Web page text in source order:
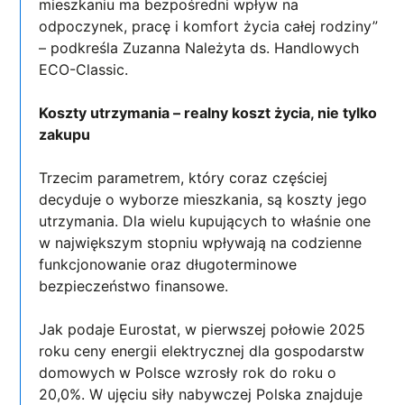
mieszkaniu ma bezpośredni wpływ na
odpoczynek, pracę i komfort życia całej rodziny”
– podkreśla Zuzanna Należyta ds. Handlowych
ECO-Classic.
Koszty utrzymania – realny koszt życia, nie tylko
zakupu
Trzecim parametrem, który coraz częściej
decyduje o wyborze mieszkania, są koszty jego
utrzymania. Dla wielu kupujących to właśnie one
w największym stopniu wpływają na codzienne
funkcjonowanie oraz długoterminowe
bezpieczeństwo finansowe.
Jak podaje Eurostat, w pierwszej połowie 2025
roku ceny energii elektrycznej dla gospodarstw
domowych w Polsce wzrosły rok do roku o
20,0%. W ujęciu siły nabywczej Polska znajduje